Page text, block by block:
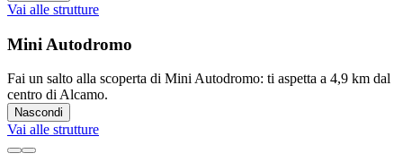
Vai alle strutture
Mini Autodromo
Fai un salto alla scoperta di Mini Autodromo: ti aspetta a 4,9 km dal
centro di Alcamo.
Nascondi
Vai alle strutture